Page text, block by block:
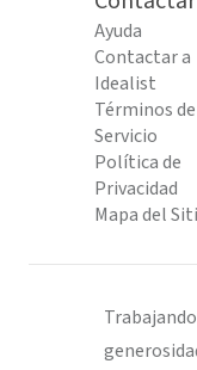
Ayuda
Contactar a
Idealist
Términos de
Servicio
Política de
Privacidad
Mapa del